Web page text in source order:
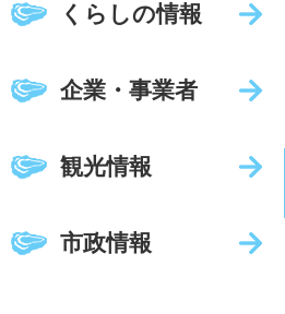
くらしの情報
企業・事業者
観光情報
市政情報